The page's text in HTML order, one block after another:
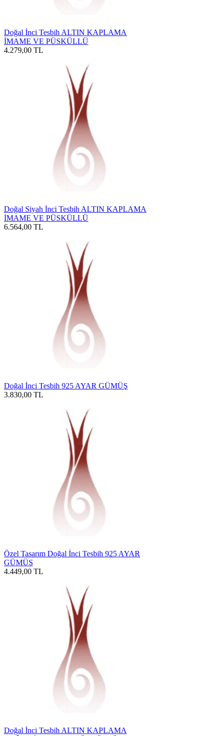
Doğal İnci Tesbih ALTIN KAPLAMA
İMAME VE PÜSKÜLLÜ
4.279,00 TL
Doğal Siyah İnci Tesbih ALTIN KAPLAMA
İMAME VE PÜSKÜLLÜ
6.564,00 TL
Doğal İnci Tesbih 925 AYAR GÜMÜŞ
3.830,00 TL
Özel Tasarım Doğal İnci Tesbih 925 AYAR
GÜMÜŞ
4.449,00 TL
Doğal İnci Tesbih ALTIN KAPLAMA